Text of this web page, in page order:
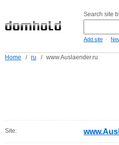
Search site
Add site -
Home / ru / www.Auslaender.ru
Site: